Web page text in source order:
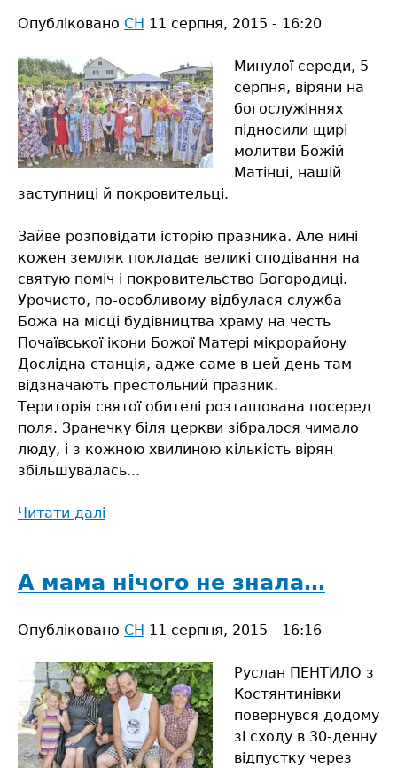
Ярослава
Опубліковано СН 11 серпня, 2015 - 16:20
Минулої середи, 5
серпня, віряни на
богослужіннях
підносили щирі
молитви Божій
Матінці, нашій
заступниці й покровительці.
Зайве розповідати історію празника. Але нині
кожен земляк покладає великі сподівання на
святую поміч і покровительство Богородиці.
Урочисто, по-особливому відбулася служба
Божа на місці будівництва храму на честь
Почаївської ікони Божої Матері мікрорайону
Дослідна станція, адже саме в цей день там
відзначають престольний празник.
Територія святої обителі розташована посеред
поля. Зранечку біля церкви зібралося чимало
люду, і з кожною хвилиною кількість вірян
збільшувалась...
Читати далі
Матінко
Божа!
А мама нічого не знала…
Опубліковано СН 11 серпня, 2015 - 16:16
Руслан ПЕНТИЛО з
Костянтинівки
повернувся додому
зі сходу в 30-денну
відпустку через